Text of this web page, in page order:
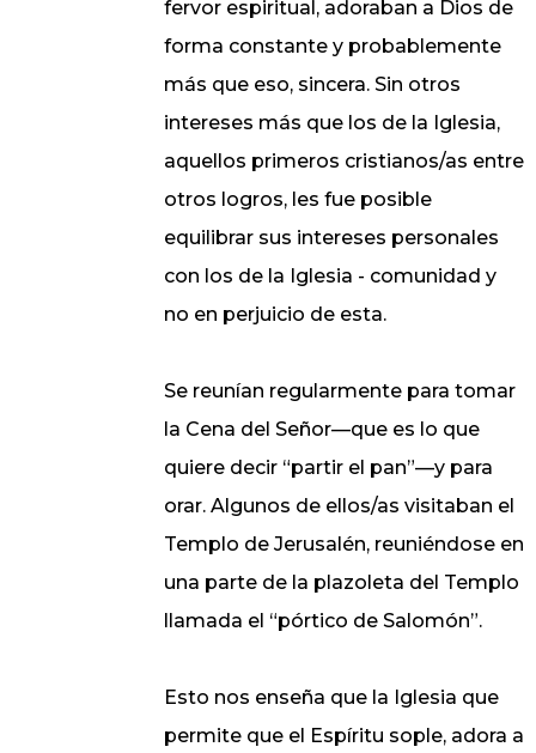
fervor espiritual, adoraban a Dios de
forma constante y probablemente
más que eso, sincera. Sin otros
intereses más que los de la Iglesia,
aquellos primeros cristianos/as entre
otros logros, les fue posible
equilibrar sus intereses personales
con los de la Iglesia - comunidad y
no en perjuicio de esta.
Se reunían regularmente para tomar
la Cena del Señor—que es lo que
quiere decir “partir el pan”—y para
orar. Algunos de ellos/as visitaban el
Templo de Jerusalén, reuniéndose en
una parte de la plazoleta del Templo
llamada el “pórtico de Salomón”.
Esto nos enseña que la Iglesia que
permite que el Espíritu sople, adora a